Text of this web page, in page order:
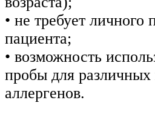
• не требует личного
пациента;
• возможность
пробы для
аллергенов.